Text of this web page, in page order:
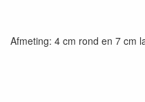
Afmeting: 4 cm rond en 7 cm